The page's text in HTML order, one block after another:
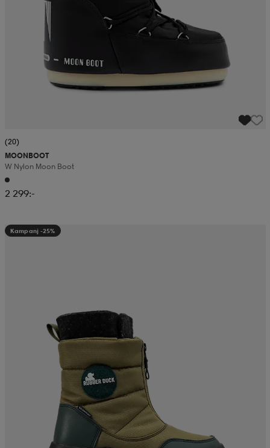
(20)
MOONBOOT
W Nylon Moon Boot
2 299:-
Kampanj -25%